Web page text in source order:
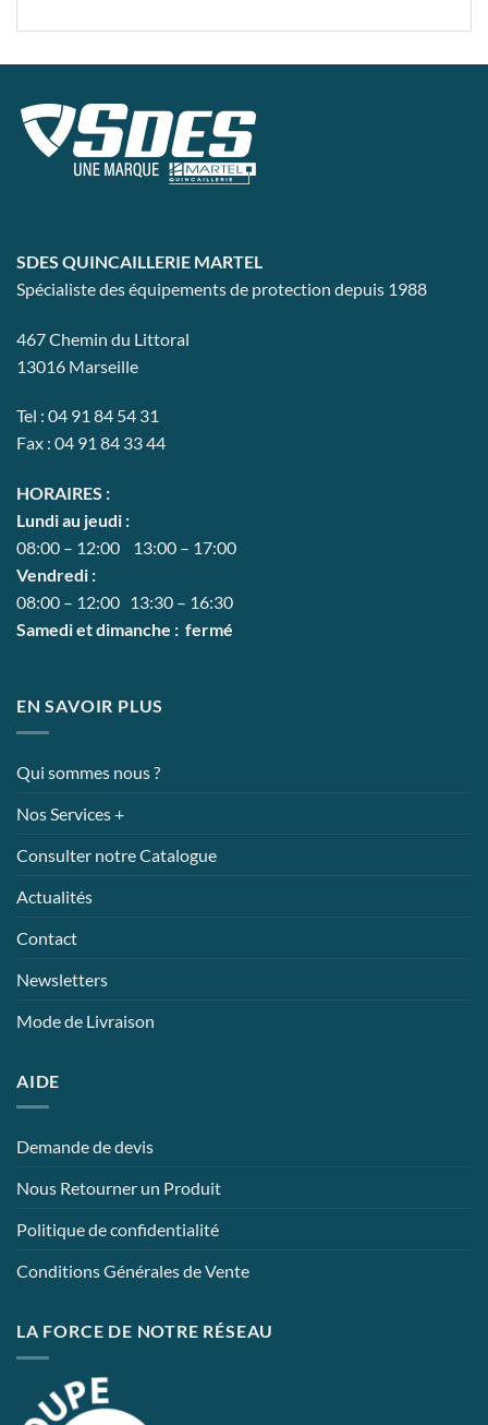
SDES QUINCAILLERIE MARTEL
Spécialiste des équipements de protection depuis 1988
467 Chemin du Littoral
13016 Marseille
Tel : 04 91 84 54 31
Fax : 04 91 84 33 44
HORAIRES :
Lundi au jeudi :
08:00 – 12:00 13:00 – 17:00
Vendredi :
08:00 – 12:00 13:30 – 16:30
Samedi et dimanche : fermé
EN SAVOIR PLUS
Qui sommes nous ?
Nos Services +
Consulter notre Catalogue
Actualités
Contact
Newsletters
Mode de Livraison
AIDE
Demande de devis
Nous Retourner un Produit
Politique de confidentialité
Conditions Générales de Vente
LA FORCE DE NOTRE RÉSEAU